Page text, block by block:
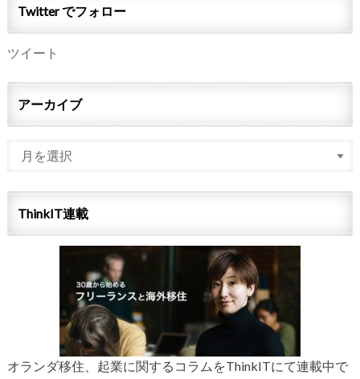
Twitter でフォロー
ツイート
アーカイブ
ThinkIT連載
オランダ移住、起業に関するコラムをThinkITにて連載中で